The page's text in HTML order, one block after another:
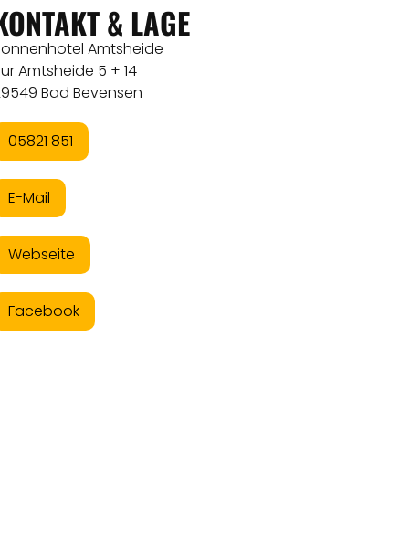
& LAGE
Amtsheide
Amtsheide 5 + 14
Bad Bevensen
05821 851
E-Mail
Webseite
Facebook